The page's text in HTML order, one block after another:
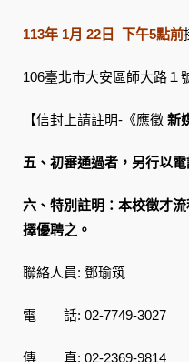
113年 1月 22日 下午5點前
106臺北巿大安區師大路１
【信封上請註明-《應徵 新
五、初審通過者，另行以
六、特別註明：本校徵才
擇優聘之。
聯絡人員: 鄧瑜筑
電 話: 02-7749-3027
傳 真: 02-2369-9814